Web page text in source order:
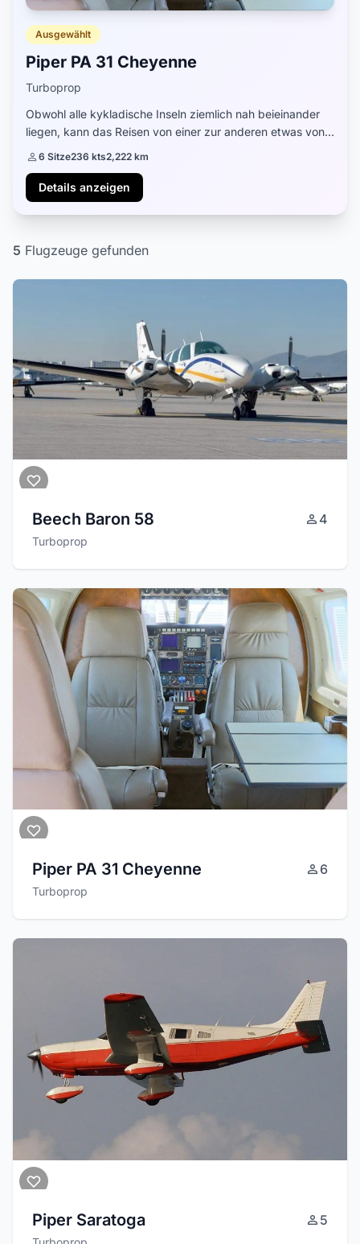
Ausgewählt
Piper PA 31 Cheyenne
Turboprop
Obwohl alle kykladische Inseln ziemlich nah beieinander
liegen, kann das Reisen von einer zur anderen etwas von
6 Sitze236 kts2,222 km
Details anzeigen
5 Flugzeuge gefunden
Beech Baron 58 4
Turboprop
Piper PA 31 Cheyenne 6
Turboprop
Piper Saratoga 5